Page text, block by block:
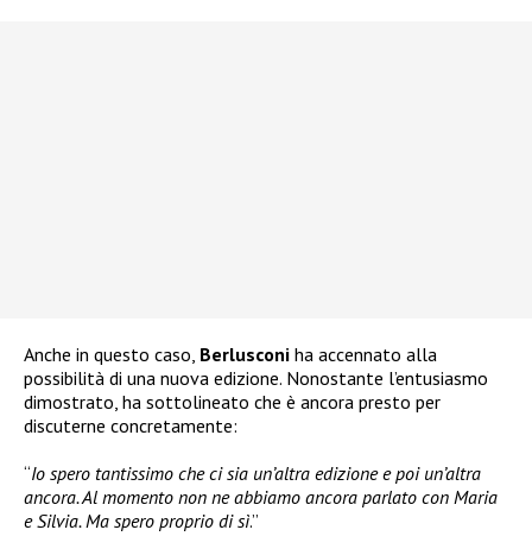
Anche in questo caso, Berlusconi ha accennato alla
possibilità di una nuova edizione. Nonostante l’entusiasmo
dimostrato, ha sottolineato che è ancora presto per
discuterne concretamente:
“Io spero tantissimo che ci sia un’altra edizione e poi un’altra
ancora. Al momento non ne abbiamo ancora parlato con Maria
e Silvia. Ma spero proprio di sì.”